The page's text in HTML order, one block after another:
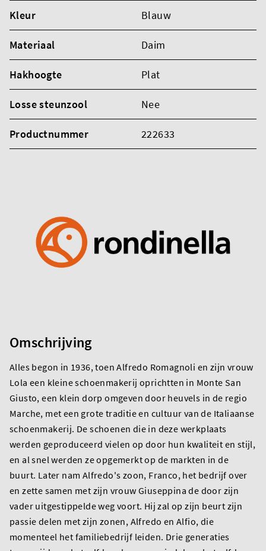
Kleur Blauw
Materiaal Daim
Hakhoogte Plat
Losse steunzool Nee
Productnummer 222633
Omschrijving
Alles begon in 1936, toen Alfredo Romagnoli en zijn vrouw
Lola een kleine schoenmakerij oprichtten in Monte San
Giusto, een klein dorp omgeven door heuvels in de regio
Marche, met een grote traditie en cultuur van de Italiaanse
schoenmakerij. De schoenen die in deze werkplaats
werden geproduceerd vielen op door hun kwaliteit en stijl,
en al snel werden ze opgemerkt op de markten in de
buurt. Later nam Alfredo's zoon, Franco, het bedrijf over
en zette samen met zijn vrouw Giuseppina de door zijn
vader uitgestippelde weg voort. Hij zal op zijn beurt zijn
passie delen met zijn zonen, Alfredo en Alfio, die
momenteel het familiebedrijf leiden. Drie generaties